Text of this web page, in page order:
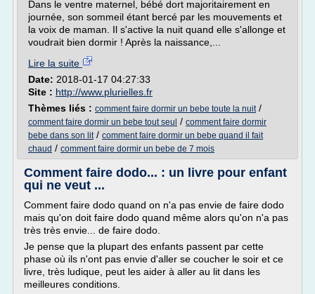
Dans le ventre maternel, bébé dort majoritairement en
journée, son sommeil étant bercé par les mouvements et
la voix de maman. Il s'active la nuit quand elle s'allonge et
voudrait bien dormir ! Après la naissance,...
Lire la suite
Date: 2018-01-17 04:27:33
Site : http://www.plurielles.fr
Thèmes liés : comment faire dormir un bebe toute la nuit/
comment faire dormir un bebe tout seul / comment faire dormir
bebe dans son lit/ comment faire dormir un bebe quand il fait
chaud / comment faire dormir un bebe de 7 mois
Comment faire dodo... : un livre pour enfant
qui ne veut ...
Comment faire dodo quand on n'a pas envie de faire dodo
mais qu'on doit faire dodo quand même alors qu'on n'a pas
très très envie... de faire dodo.
Je pense que la plupart des enfants passent par cette
phase où ils n'ont pas envie d'aller se coucher le soir et ce
livre, très ludique, peut les aider à aller au lit dans les
meilleures conditions.